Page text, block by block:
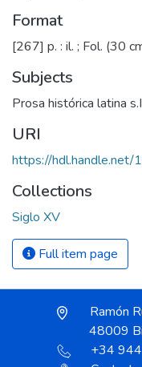
Format
[267] p. : il. ; Fol. (30
Subjects
Prosa histórica latina s.I
URI
https://
Collections
Siglo XV
Full item page
Ramón
48009
+34